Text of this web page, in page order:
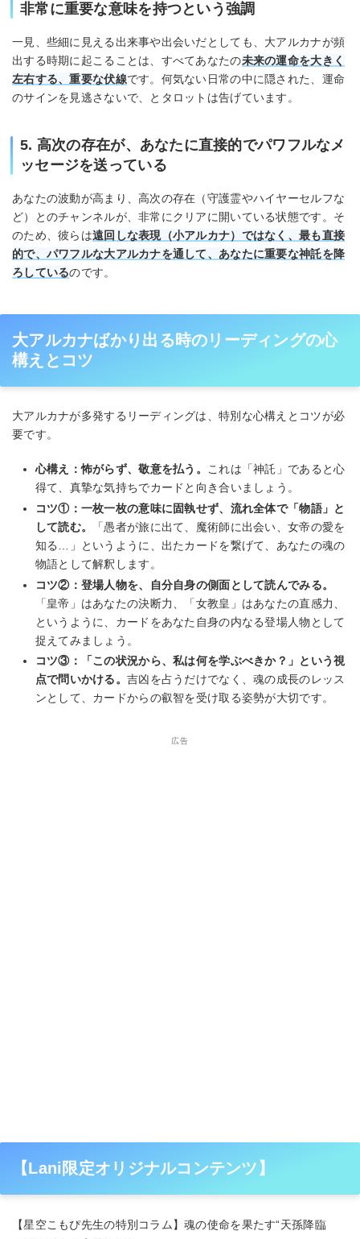
非常に重要な意味を持つという強調
一見、些細に見える出来事や出会いだとしても、大アルカナが頻
出する時期に起こることは、すべてあなたの未来の運命を大きく
左右する、重要な伏線です。何気ない日常の中に隠された、運命
のサインを見逃さないで、とタロットは告げています。
5. 高次の存在が、あなたに直接的でパワフルなメ
ッセージを送っている
あなたの波動が高まり、高次の存在（守護霊やハイヤーセルフな
ど）とのチャンネルが、非常にクリアに開いている状態です。そ
のため、彼らは遠回しな表現（小アルカナ）ではなく、最も直接
的で、パワフルな大アルカナを通して、あなたに重要な神託を降
ろしているのです。
大アルカナばかり出る時のリーディングの心
構えとコツ
大アルカナが多発するリーディングは、特別な心構えとコツが必
要です。
心構え：怖がらず、敬意を払う。
これは「神託」であると心
得て、真摯な気持ちでカードと向き合いましょう。
コツ①：一枚一枚の意味に固執せず、流れ全体で「物語」と
して読む。
「愚者が旅に出て、魔術師に出会い、女帝の愛を
知る…」というように、出たカードを繋げて、あなたの魂の
物語として解釈します。
コツ②：登場人物を、自分自身の側面として読んでみる。
「皇帝」はあなたの決断力、「女教皇」はあなたの直感力、
というように、カードをあなた自身の内なる登場人物として
捉えてみましょう。
コツ③：「この状況から、私は何を学ぶべきか？」という視
点で問いかける。吉凶を占うだけでなく、魂の成長のレッス
ンとして、カードからの叡智を受け取る姿勢が大切です。
広告
【Lani限定オリジナルコンテンツ】
【星空こもぴ先生の特別コラム】魂の使命を果たす“天孫降臨